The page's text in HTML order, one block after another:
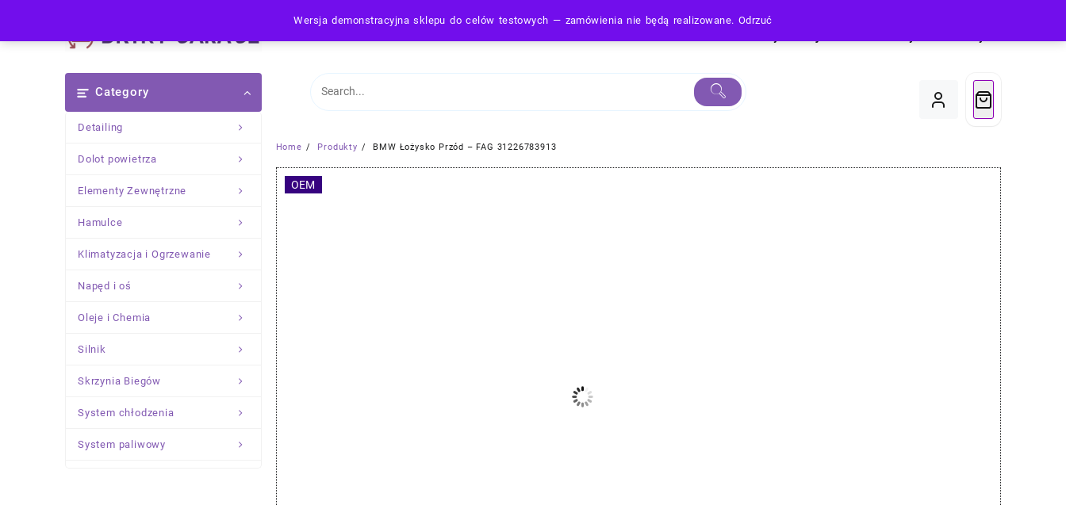
Wersja demonstracyjna sklepu do celów testowych — zamówienia nie będą realizowane. Odrzuć
content
Category
Detailing
Dolot powietrza
Elementy Zewnętrzne
Hamulce
Klimatyzacja i Ogrzewanie
Napęd i oś
Oleje i Chemia
Silnik
Skrzynia Biegów
System chłodzenia
System paliwowy
Home Produkty BMW Łożysko Przód – FAG 31226783913
OEM